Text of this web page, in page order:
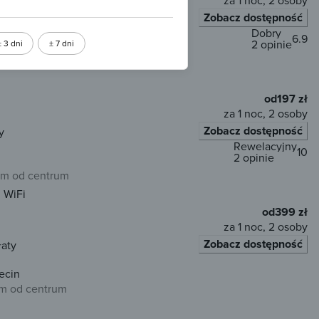
3 dni ± 7 dni
Zobacz dostępność
6.9
Dobry
2 opinie
od197 zł
za 1 noc, 2 osoby
Zobacz dostępność
od centrum
10
Rewelacyjny
2 opinie
WiFi
od399 zł
za 1 noc, 2 osoby
Zobacz dostępność
od centrum